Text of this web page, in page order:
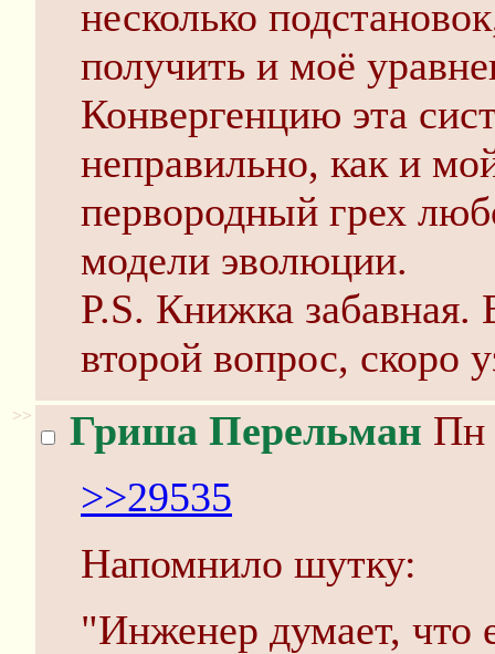
несколько
получить и моё
Конвергенцию эта
неправильно, как и
первородный грех
модели эволюции.
P.S. Книжка забавная.
второй вопрос, скоро
>> Гриша Перельман Пн
>>29535
Напомнило шутку:
"Инженер думает, что